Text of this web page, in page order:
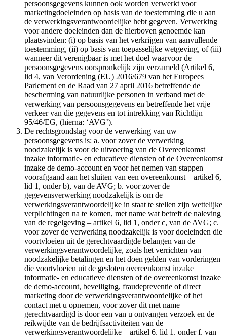
persoonsgegevens kunnen ook worden verwerkt voor
marketingdoeleinden op basis van de toestemming die u aan
de verwerkingsverantwoordelijke hebt gegeven. Verwerking
voor andere doeleinden dan de hierboven genoemde kan
plaatsvinden: (i) op basis van het verkrijgen van aanvullende
toestemming, (ii) op basis van toepasselijke wetgeving, of (iii)
wanneer dit verenigbaar is met het doel waarvoor de
persoonsgegevens oorspronkelijk zijn verzameld (Artikel 6,
lid 4, van Verordening (EU) 2016/679 van het Europees
Parlement en de Raad van 27 april 2016 betreffende de
bescherming van natuurlijke personen in verband met de
verwerking van persoonsgegevens en betreffende het vrije
verkeer van die gegevens en tot intrekking van Richtlijn
95/46/EG, (hierna: ‘AVG’).
De rechtsgrondslag voor de verwerking van uw
persoonsgegevens is: a. voor zover de verwerking
noodzakelijk is voor de uitvoering van de Overeenkomst
inzake informatie- en educatieve diensten of de Overeenkomst
inzake de demo-account en voor het nemen van stappen
voorafgaand aan het sluiten van een overeenkomst – artikel 6,
lid 1, onder b), van de AVG; b. voor zover de
gegevensverwerking noodzakelijk is om de
verwerkingsverantwoordelijke in staat te stellen zijn wettelijke
verplichtingen na te komen, met name wat betreft de naleving
van de regelgeving – artikel 6, lid 1, onder c, van de AVG; c.
voor zover de verwerking noodzakelijk is voor doeleinden die
voortvloeien uit de gerechtvaardigde belangen van de
verwerkingsverantwoordelijke, zoals het verrichten van
noodzakelijke betalingen en het doen gelden van vorderingen
die voortvloeien uit de gesloten overeenkomst inzake
informatie- en educatieve diensten of de overeenkomst inzake
de demo-account, beveiliging, fraudepreventie of direct
marketing door de verwerkingsverantwoordelijke of het
contact met u opnemen, voor zover dit met name
gerechtvaardigd is door een van u ontvangen verzoek en de
reikwijdte van de bedrijfsactiviteiten van de
verwerkingsverantwoordelijke – artikel 6, lid 1, onder f, van